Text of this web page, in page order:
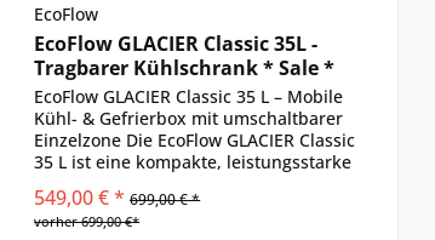
EcoFlow
EcoFlow GLACIER Classic 35L -
Tragbarer Kühlschrank * Sale *
EcoFlow GLACIER Classic 35 L – Mobile
Kühl- & Gefrierbox mit umschaltbarer
Einzelzone Die EcoFlow GLACIER Classic
35 L ist eine kompakte, leistungsstarke
Roadtrips und Vanlife. Mit 35 l
Fassungsvermögen...
549,00 € * 699,00 € *
vorher 699,00 €*